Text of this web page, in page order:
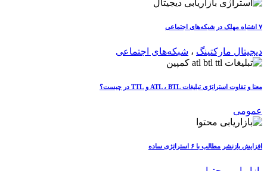
۷ اشتباه مهلک در شبکه‌های اجتماعی
دیجیتال مارکتینگ ، شبکه‌های اجتماعی
معنا و تفاوت استراتژی تبلیغات ATL ، BTL و TTL در چیست؟
عمومی
افزایش بازنشر مطالب با ۶ استراتژی ساده